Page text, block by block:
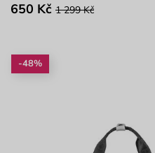
650 Kč 1 299 Kč
-48%